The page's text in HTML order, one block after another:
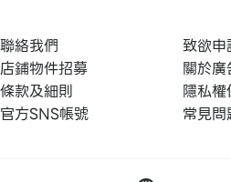
聯絡我們
致欲
店鋪物件招募
關於
條款及細則
隱私
官方SNS帳號
常見問